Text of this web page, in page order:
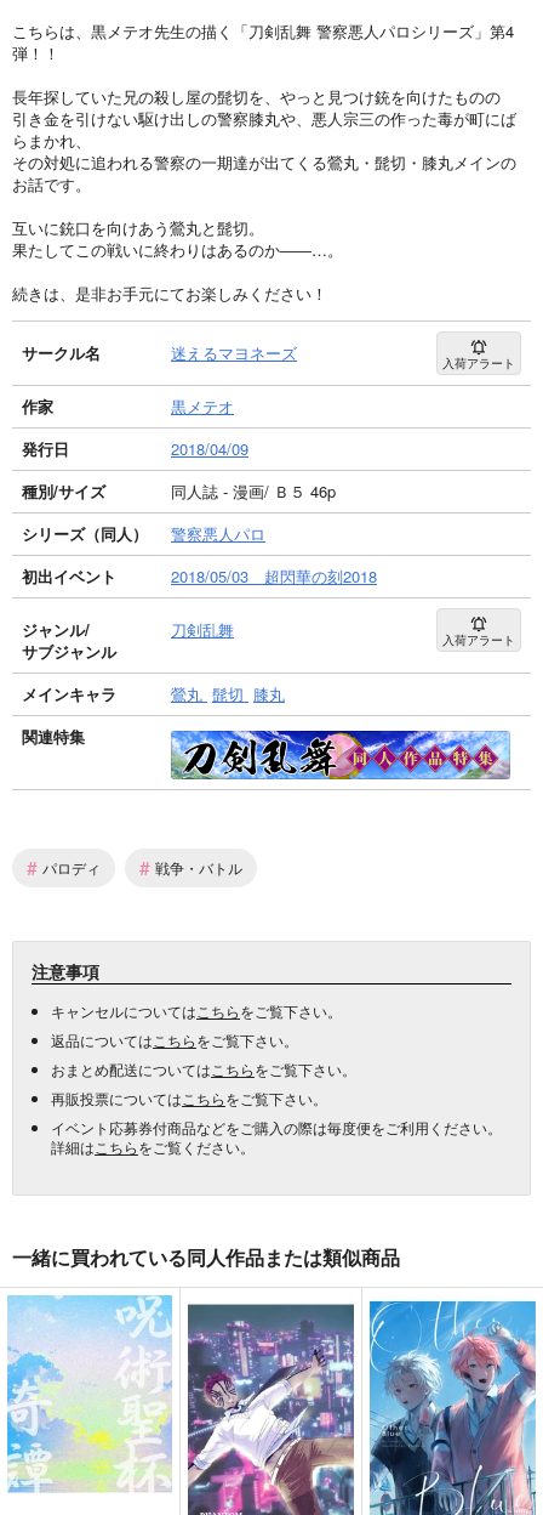
こちらは、黒メテオ先生の描く「刀剣乱舞 警察悪人パロシリーズ」第4
弾！！
長年探していた兄の殺し屋の髭切を、やっと見つけ銃を向けたものの
引き金を引けない駆け出しの警察膝丸や、悪人宗三の作った毒が町にば
らまかれ、
その対処に追われる警察の一期達が出てくる鶯丸・髭切・膝丸メインの
お話です。
互いに銃口を向けあう鶯丸と髭切。
果たしてこの戦いに終わりはあるのか――…。
続きは、是非お手元にてお楽しみください！
サークル名 迷えるマヨネーズ 入荷アラート
作家
黒メテオ
発行日
2018/04/09
種別/サイズ
同人誌 - 漫画/ Ｂ５ 46p
シリーズ（同人）
警察悪人パロ
初出イベント
2018/05/03 超閃華の刻2018
ジャンル/
サブジャンル
刀剣乱舞 入荷アラート
メインキャラ 鶯丸 髭切 膝丸
関連特集
# パロディ # 戦争・バトル
注意事項
キャンセルについては こちらをご覧下さい。
返品については こちらをご覧下さい。
おまとめ配送については こちらをご覧下さい。
再販投票については こちらをご覧下さい。
イベント応募券付商品などをご購入の際は毎度便をご利用ください。
詳細は こちらをご覧ください。
一緒に買われている同人作品または類似商品